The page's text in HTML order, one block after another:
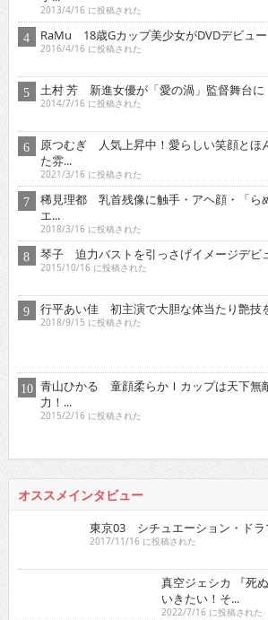
2013/4/16 に投稿された
RaMu 18歳Gカップ美少女がDVDデビュー
2016/4/16 に投稿された
土村 芳 新進女優が「愛の渦」監督舞台に
2014/7/16 に投稿された
原つむぎ 人気上昇中！愛らしい笑顔とほ
た雰...
2021/3/16 に投稿された
稀見理都 乳首残像に触手・アヘ顔・「ら
エ...
2018/3/16 に投稿された
琴子 迫力バストを引っさげイメージデビ
2015/10/16 に投稿された
行平あい佳 初主演で大胆な体当たり艶技
2018/9/15 に投稿された
青山ひかる 童顔柔らかＩカップは天下無
力！...
2015/2/16 に投稿された
オススメインタビュー
東京03 シチュエーション・ドラ
2017/11/16 に投稿された
真空ジェシカ 『死
いきたい！そ...
2022/7/16 に投稿された